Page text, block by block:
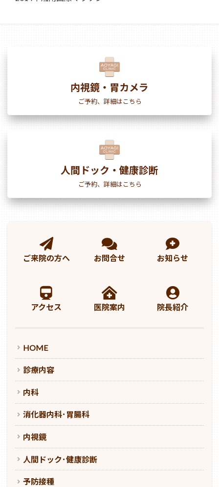
内視鏡・胃カメラ
ご予約、詳細はこちら
人間ドック・健康診断
ご予約、詳細はこちら
ご来院の方へ お問合せ お知らせ
アクセス 医院案内 院長紹介
HOME
診療内容
内科
消化器内科･胃腸科
内視鏡
人間ドック･健康診断
予防接種